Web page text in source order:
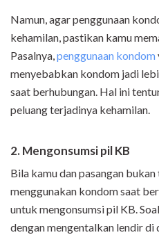
Namun, agar penggunaan
kehamilan, pastikan kamu
Pasalnya,penggunaan kondom
menyebabkan kondom jadi
saat berhubungan. Hal ini
peluang terjadinya kehamilan.
2. Mengonsumsi pil KB
Bila kamu dan pasangan
menggunakan kondom saat
untuk mengonsumsi pil KB.
dengan mengentalkan lendir di